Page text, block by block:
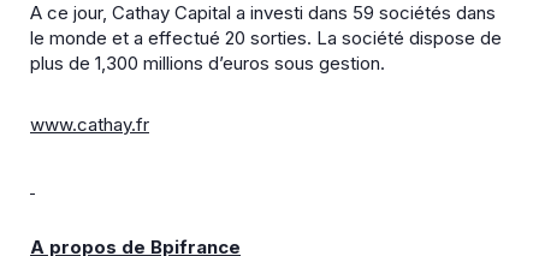
A ce jour, Cathay Capital a investi dans 59 sociétés dans
le monde et a effectué 20 sorties. La société dispose de
plus de 1,300 millions d’euros sous gestion.
www.cathay.fr
A propos de Bpifrance